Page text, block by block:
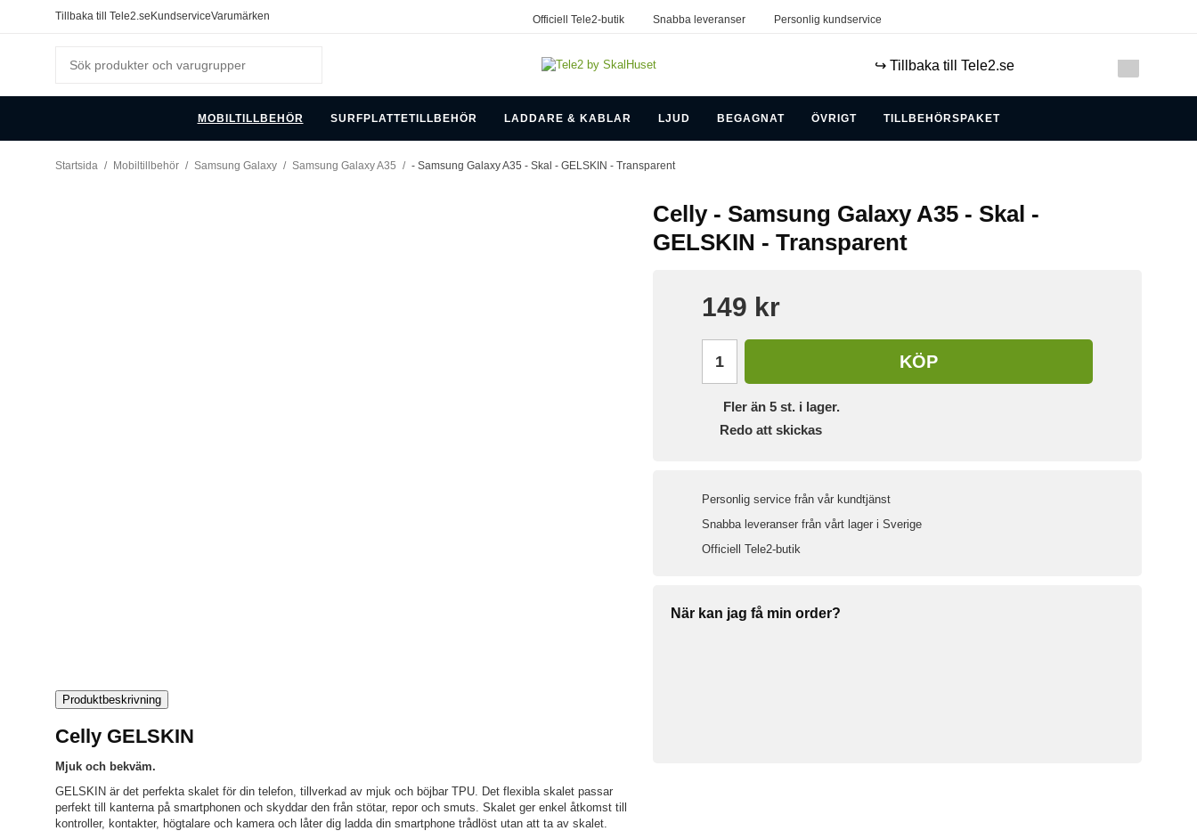
Tillbaka till Tele2.se KundserviceVarumärken Officiell Tele2-butik Snabba leveranser Personlig kundservice
↪️ Tillbaka till Tele2.se
MOBILTILLBEHÖR SURFPLATTETILLBEHÖR LADDARE & KABLAR LJUD BEGAGNAT ÖVRIGT TILLBEHÖRSPAKET
Startsida / Mobiltillbehör / Samsung Galaxy / Samsung Galaxy A35 / - Samsung Galaxy A35 - Skal - GELSKIN - Transparent
Celly - Samsung Galaxy A35 - Skal -
GELSKIN - Transparent
149 kr
KÖP
Fler än 5 st. i lager.
Redo att skickas
Personlig service från vår kundtjänst
Snabba leveranser från vårt lager i Sverige
Officiell Tele2-butik
När kan jag få min order?
Produktbeskrivning
Celly GELSKIN
Mjuk och bekväm.
GELSKIN är det perfekta skalet för din telefon, tillverkad av mjuk och böjbar TPU. Det flexibla skalet passar
perfekt till kanterna på smartphonen och skyddar den från stötar, repor och smuts. Skalet ger enkel åtkomst till
kontroller, kontakter, högtalare och kamera och låter dig ladda din smartphone trådlöst utan att ta av skalet.